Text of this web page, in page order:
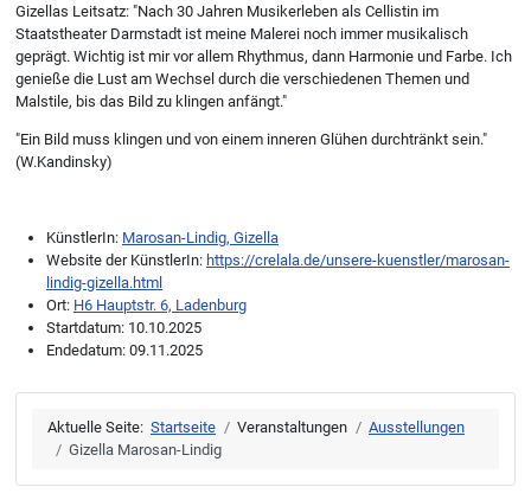
Gizellas Leitsatz: "Nach 30 Jahren Musikerleben als Cellistin im
Staatstheater Darmstadt ist meine Malerei noch immer musikalisch
geprägt. Wichtig ist mir vor allem Rhythmus, dann Harmonie und Farbe. Ich
genieße die Lust am Wechsel durch die verschiedenen Themen und
Malstile, bis das Bild zu klingen anfängt."
"Ein Bild muss klingen und von einem inneren Glühen durchtränkt sein."
(W.Kandinsky)
KünstlerIn: Marosan-Lindig, Gizella
Website der KünstlerIn: https://crelala.de/unsere-kuenstler/marosan-
lindig-gizella.html
Ort: H6 Hauptstr. 6, Ladenburg
Startdatum: 10.10.2025
Endedatum: 09.11.2025
Aktuelle Seite: Startseite Veranstaltungen
Ausstellungen
Gizella Marosan-Lindig